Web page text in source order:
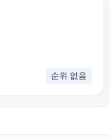
순위 없음